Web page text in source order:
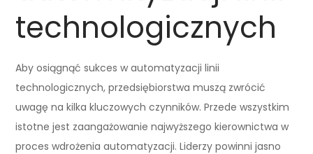
technologicznych
Aby osiągnąć sukces w automatyzacji linii
technologicznych, przedsiębiorstwa muszą zwrócić
uwagę na kilka kluczowych czynników. Przede wszystkim
istotne jest zaangażowanie najwyższego kierownictwa w
proces wdrożenia automatyzacji. Liderzy powinni jasno